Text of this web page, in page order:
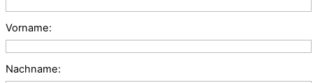
Vorname:
Nachname: